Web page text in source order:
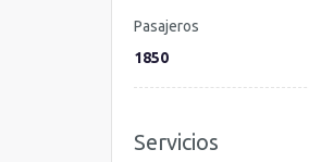
Pasajeros
1850
Servicios